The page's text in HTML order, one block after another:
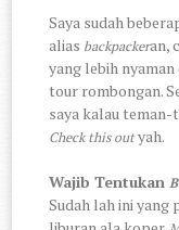
Saya sudah
alias backpackeran,
yang lebih
tour rombongan.
saya kalau teman-
Check this outyah.
Wajib Tentukan
Sudah lah ini yang